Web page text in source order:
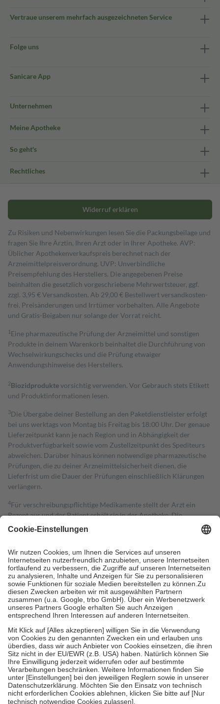
Vertraue unserem mehrfach ausgezeichneten Service
Folge uns
Sanicare App
Unternehmen
Meine Apotheke
So geht's
Rechtliches
Widerruf erklären
Zu Risiken und Nebenwirkungen lesen Sie die Packungsbeilage und
fragen Sie Ihre Ärztin, Ihren Arzt oder in Ihrer Apotheke. AVP:
Üblicher Apothekenverkaufspreis berechnet nach der
Arzneimittelpreisverordnung. UVP: Unverbindliche
Preisempfehlung des Herstellers. Die angegebenen Preise
beinhalten die gesetzlich vorgeschriebene Mehrwertsteuer, ggf.
zzgl. 3,95 € Versandkosten. Ab 29,00 € Bestell­wert versand­kosten­
frei. Preisänderungen und Irrtümer vorbehalten. Alle Angebote
und Gratis-Beigaben nur solange der Vorrat reicht.
1 Eine pharmazeutische Prüfung der Arzneimittel und sonstigen
Produkte in deinem Warenkorb beinhaltet die Durchführung von
Wechselwirkungschecks und die Prüfung etwaiger
Anwendungshinweise des Herstellers.
2Biozidproduktevorsichtig verwenden. Vor Gebrauch stets Etikett
und Produktinformationen lesen.
3Die Übergabe deiner Bestellung an den Paketdienstleister erfolgt
bei uns werktags von Montag bis Freitag bis 18:00 Uhr. Der genaue
Lieferzeitpunkt kann je nach Region und in Abhängigkeit der
Produktverfügbarkeit sowie vom Zustellzeitpunkt des Spediteurs
abweichen. Darüber hinaus können notwendige pharmazeutische
Prüfungen, die zu deiner Arzneimittelsicherheit dienen, die
Lieferfrist um die Dauer der Prüfungen einschließlich Klärungen
verlängern.
4Für verschreibungspflichtige Medikamente stellt der Arzt ein
Rezept aus und der Patient erhält sie in der Apotheke. Die
gesetzliche Krankenversicherung übernimmt in der Regel die
Kosten dafür, der Versicherte trägt einen Teil davon als Zuzahlung
Grundsätzlich leisten Mitglieder Zuzahlungen in Höhe von zehn
Prozent des Abgabepreises,mindestens jedochfünf Euround
höchstens zehn Euro.Es sind jedoch nie mehr als die tatsächlichen
Kosten der Leistung zu entrichten.
Diese Regeln gelten grundsätzlich auch für Online-Apotheken.
Bei Heilmitteln und häuslicher Krankenpflege beträgt die
Zuzahlung zehn Prozent der Kosten sowie zehn Euro je
Verordnung.
Um das Engagement der Versicherten für ihre eigene Gesundheit zu
stärken und die besondere Stellung der Familie zu unterstützen,
fallenkeine Zuzahlungenan bei:
• Kindern und Jugendlichen bis zum vollendeten 18. Lebensjahr
mit Ausnahme der Fahrkosten
• Untersuchungen zur Vorsorge und Früherkennung, die von der
GKV getragen werden